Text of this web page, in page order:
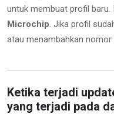
untuk membuat profil
Microchip. Jika profil
atau menambahkan
Ketika terjadi
yang terjadi pada